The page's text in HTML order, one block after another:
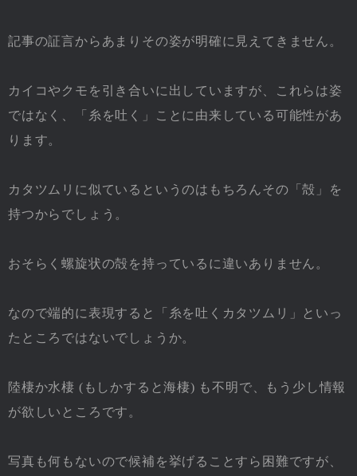
記事の証言からあまりその姿が明確に見えてきません。
カイコやクモを引き合いに出していますが、これらは姿
ではなく、「糸を吐く」ことに由来している可能性があ
ります。
カタツムリに似ているというのはもちろんその「殻」を
持つからでしょう。
おそらく螺旋状の殻を持っているに違いありません。
なので端的に表現すると「糸を吐くカタツムリ」といっ
たところではないでしょうか。
陸棲か水棲 (もしかすると海棲) も不明で、もう少し情報
が欲しいところです。
写真も何もないので候補を挙げることすら困難ですが、